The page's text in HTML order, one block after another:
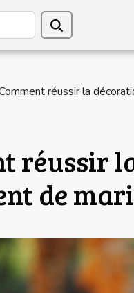
réussir la
réussir
de